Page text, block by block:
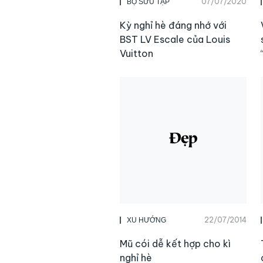
Kỳ nghỉ hè đáng nhớ với
BST LV Escale của Louis
Vuitton
XU HƯỚNG 22/07/2014
Mũ cói dễ kết hợp cho kì
nghỉ hè